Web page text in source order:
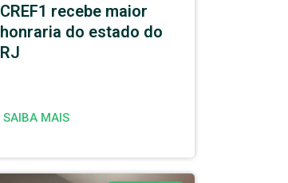
CREF1 recebe maior
honraria do estado do
RJ
SAIBA MAIS